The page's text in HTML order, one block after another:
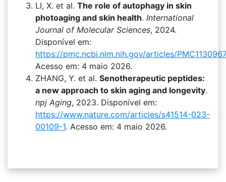
LI, X. et al. The role of autophagy in skin
photoaging and skin health. International
Journal of Molecular Sciences, 2024.
Disponível em:
https://pmc.ncbi.nlm.nih.gov/articles/
Acesso em: 4 maio 2026.
ZHANG, Y. et al. Senotherapeutic peptides:
a new approach to skin aging and longevity.
npj Aging, 2023. Disponível em:
https://www.nature.com/articles/s41514-023-
00109-1. Acesso em: 4 maio 2026.